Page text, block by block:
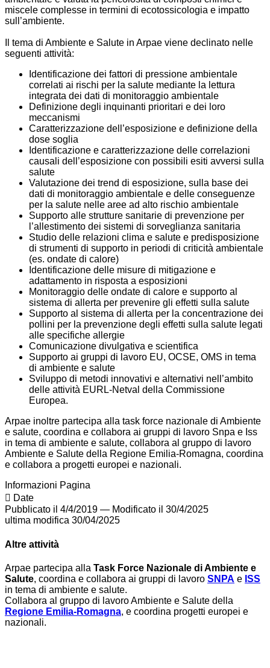
miscele complesse in termini di ecotossicologia e impatto
sull’ambiente.
Il tema di Ambiente e Salute in Arpae viene declinato nelle
seguenti attività:
Identificazione dei fattori di pressione ambientale
correlati ai rischi per la salute mediante la lettura
integrata dei dati di monitoraggio ambientale
Definizione degli inquinanti prioritari e dei loro
meccanismi
Caratterizzazione dell’esposizione e definizione della
dose soglia
Identificazione e caratterizzazione delle correlazioni
causali dell’esposizione con possibili esiti avversi sulla
salute
Valutazione dei trend di esposizione, sulla base dei
dati di monitoraggio ambientale e delle conseguenze
per la salute nelle aree ad alto rischio ambientale
Supporto alle strutture sanitarie di prevenzione per
l’allestimento dei sistemi di sorveglianza sanitaria
Studio delle relazioni clima e salute e predisposizione
di strumenti di supporto in periodi di criticità ambientale
(es. ondate di calore)
Identificazione delle misure di mitigazione e
adattamento in risposta a esposizioni
Monitoraggio delle ondate di calore e supporto al
sistema di allerta per prevenire gli effetti sulla salute
Supporto al sistema di allerta per la concentrazione dei
pollini per la prevenzione degli effetti sulla salute legati
alle specifiche allergie
Comunicazione divulgativa e scientifica
Supporto ai gruppi di lavoro EU, OCSE, OMS in tema
di ambiente e salute
Sviluppo di metodi innovativi e alternativi nell’ambito
delle attività EURL-Netval della Commissione
Europea.
Arpae inoltre partecipa alla task force nazionale di Ambiente
e salute, coordina e collabora ai gruppi di lavoro Snpa e Iss
in tema di ambiente e salute, collabora al gruppo di lavoro
Ambiente e Salute della Regione Emilia-Romagna, coordina
e collabora a progetti europei e nazionali.
Informazioni Pagina
Date
Pubblicato il 4/4/2019 — Modificato il 30/4/2025
ultima modifica 30/04/2025
Altre attività
Arpae partecipa alla Task Force Nazionale di Ambiente e
Salute, coordina e collabora ai gruppi di lavoro SNPA e ISS
in tema di ambiente e salute.
Collabora al gruppo di lavoro Ambiente e Salute della
Regione Emilia-Romagna, e coordina progetti europei e
nazionali.